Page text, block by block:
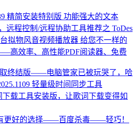
精简安装特别版 功能强大的文本
远程控制/远程协助工具推荐之 ToDes
拟物风音视频播放器 给您不一样的
高效率、高性能PDF阅读器、免费
取终结版——电脑管家已被玩哭了，哈
轻量级时间同步工具
下载工具安装版，让歌词下载变得如
更好的选择——百度杀毒——轻巧！